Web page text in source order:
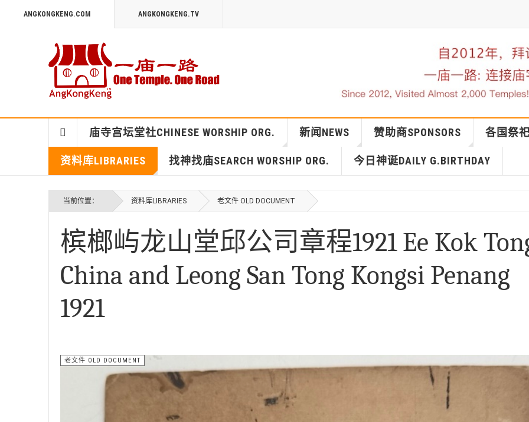
ANGKONGKENG.COM ANGKONGKENG.TV
庙寺宫坛堂社CHINESE WORSHIP ORG. 新闻NEWS 赞助商SPONSORS 各国祭祀
资料库LIBRARIES 找神找庙SEARCH WORSHIP ORG. 今日神诞DAILY G.BIRTHDAY
当前位置： 资料库LIBRARIES 老文件 OLD DOCUMENT
槟榔屿龙山堂邱公司章程1921 Ee Kok
China and Leong San Tong Kongsi Penang
1921
老文件 OLD DOCUMENT